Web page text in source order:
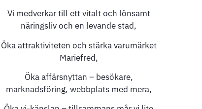
Vi medverkar till ett vitalt och lönsamt
näringsliv och en levande stad,
Öka attraktiviteten och stärka varumärket
Mariefred,
Öka affärsnyttan – besökare,
marknadsföring, webbplats med mera,